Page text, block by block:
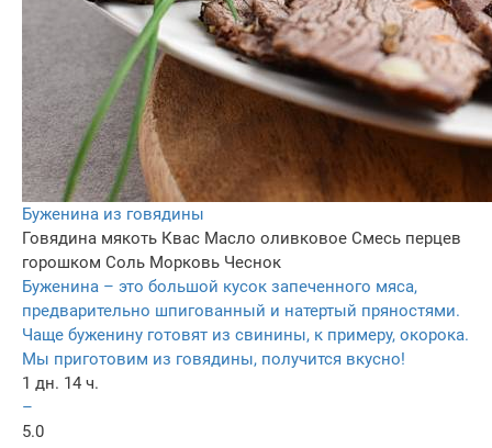
Буженина из говядины
Говядина мякоть Квас Масло оливковое Смесь перцев
горошком Соль Морковь Чеснок
Буженина – это большой кусок запеченного мяса,
предварительно шпигованный и натертый пряностями.
Чаще буженину готовят из свинины, к примеру, окорока.
Мы приготовим из говядины, получится вкусно!
1 дн. 14 ч.
–
5.0